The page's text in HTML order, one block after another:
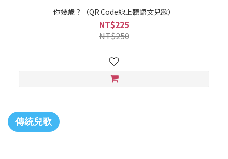
你幾歲？（QR Code線上聽語文兒歌）
NT$225
NT$250
傳統兒歌